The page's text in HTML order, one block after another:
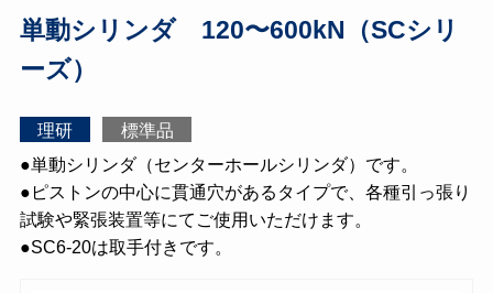
単動シリンダ 120〜600kN（SCシリ
ーズ）
理研
標準品
●単動シリンダ（センターホールシリンダ）です。
●ピストンの中心に貫通穴があるタイプで、各種引っ張り
試験や緊張装置等にてご使用いただけます。
●SC6-20は取手付きです。